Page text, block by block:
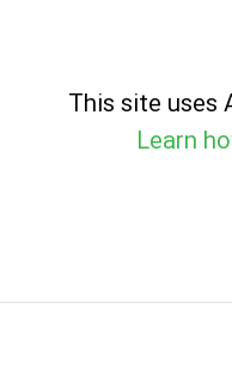
This site uses
Learn